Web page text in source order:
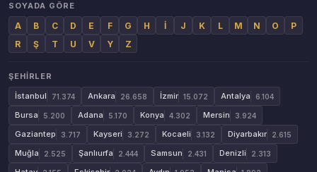
SOYADA GÖRE
A B C D E F G H İ J K L M N O
P
R
Ş T U V Y Z
ŞEHIRLER
İstanbul
71.374 Ankara 26.658 İzmir 15.072 Antalya 6.104
Bursa 5.200 Adana 5.170 Konya 4.302 Mersin 3.924
Gaziantep 3.717 Kayseri 3.272 Kocaeli 3.132 Diyarbakır 2.615
Muğla 2.525 Şanlıurfa 2.444 Samsun 2.431 Denizli 2.313